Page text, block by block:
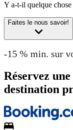
Y a-t-il quelque
Faites le nous savoir!
-15 % min. sur
Réservez
destination